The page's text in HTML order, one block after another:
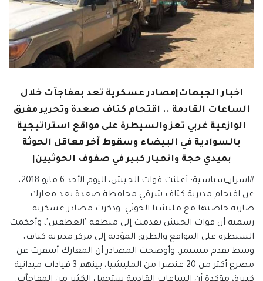
اخبار الجبهات|مصادر عسكرية تعد بمفاجآت خلال
الساعات القادمة .. اقتحام كتاف صعدة وتحرير مفرق
الوازعية غربي تعز والسيطرة على مواقع استراتيجية
بالسوادية في البيضاء وسقوط آخر معاقل الحوثة
بميدي حجة وانهيار كبير في صفوف الحوثيين|
#اسرار_سياسية: أعلنت قوات الجيش، اليوم الأحد 6 مايو 2018،
عن اقتحام مديرية كتاف شرقي محافظة صعدة بعد معارك
ضارية خاضتها مع مليشيا الحوثي. وذكرت مصادر عسكرية
رسمية أن قوات الجيش تقدمت إلى منطقة "العطفين"، وأحكمت
السيطرة على المواقع والطرق المؤدية إلى مركز مديرية كتاف،
وسط تقدم مستمر. وأوضحت المصادر أن المعارك أسفرت عن
مصرع أكثر من 20 عنصرا من المليشيا، بينهم 3 قيادات ميدانية